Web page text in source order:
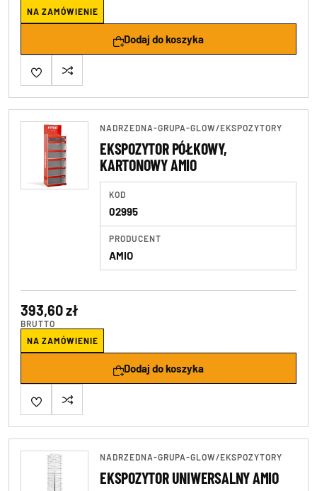
NA ZAMÓWIENIE
Dodaj do koszyka
NADRZEDNA-GRUPA-GLOW/EKSPOZYTORY
EKSPOZYTOR PÓŁKOWY,
KARTONOWY AMIO
KOD
02995
PRODUCENT
AMIO
393,60 zł
BRUTTO
NA ZAMÓWIENIE
Dodaj do koszyka
NADRZEDNA-GRUPA-GLOW/EKSPOZYTORY
EKSPOZYTOR UNIWERSALNY AMIO